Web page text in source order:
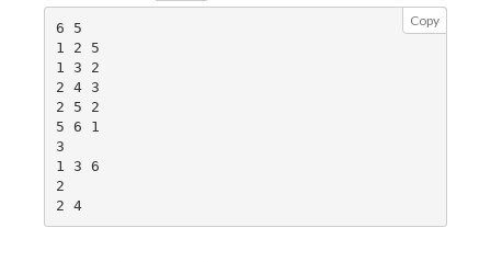
Copy
6 5
1 2 5
1 3 2
2 4 3
2 5 2
5 6 1
3
1 3 6
2
2 4